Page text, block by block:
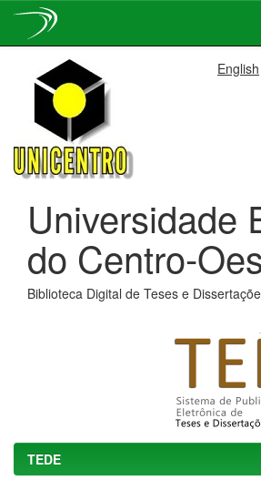
navigation
English
Universidade
do Centro-
Biblioteca Digital de Teses e
TEDE